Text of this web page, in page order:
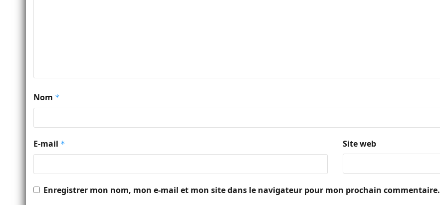
Nom *
E-mail * Site web
Enregistrer mon nom, mon e-mail et mon site dans le navigateur pour mon prochain commentaire.